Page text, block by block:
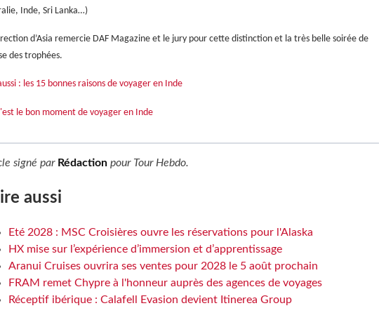
Inde, Sri Lanka…)
d’Asia remercie DAF Magazine et le jury pour cette distinction et la très belle soirée de
des trophées.
: les 15 bonnes raisons de voyager en Inde
le bon moment de voyager en Inde
signé par Rédactionpour Tour Hebdo.
aussi
Eté 2028 : MSC Croisières ouvre les réservations pour l'Alaska
HX mise sur l’expérience d’immersion et d’apprentissage
Aranui Cruises ouvrira ses ventes pour 2028 le 5 août prochain
FRAM remet Chypre à l'honneur auprès des agences de voyages
Réceptif ibérique : Calafell Evasion devient Itinerea Group